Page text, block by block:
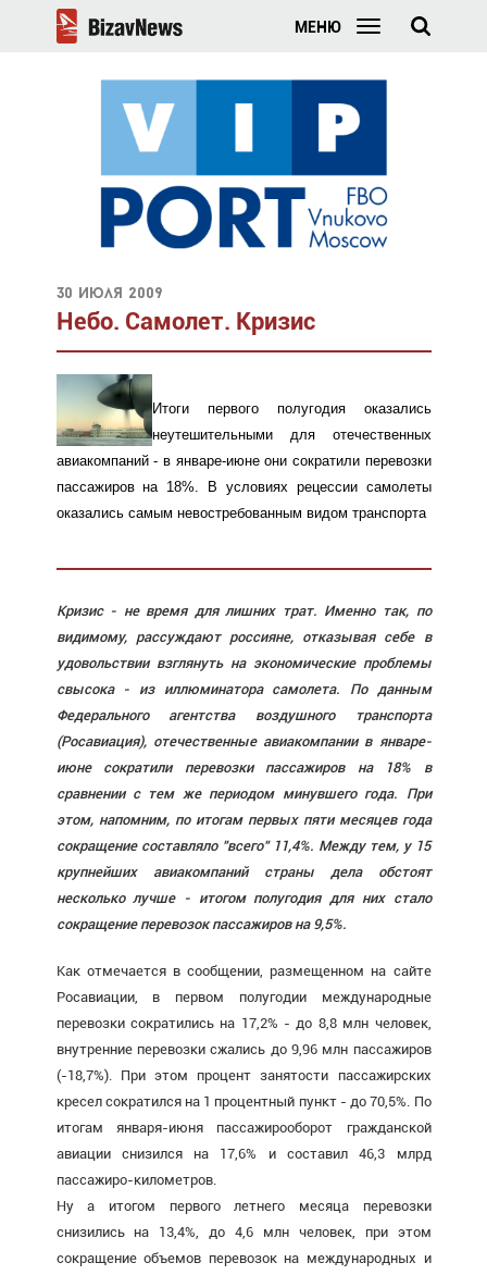
МЕНЮ
30 июля 2009
Небо. Самолет. Кризис
Итоги первого полугодия оказались
неутешительными для отечественных
авиакомпаний - в январе-июне они сократили перевозки
пассажиров на 18%. В условиях рецессии самолеты
оказались самым невостребованным видом транспорта
Кризис - не время для лишних трат. Именно так, по
видимому, рассуждают россияне, отказывая себе в
удовольствии взглянуть на экономические проблемы
свысока - из иллюминатора самолета. По данным
Федерального агентства воздушного транспорта
(Росавиация), отечественные авиакомпании в январе-
июне сократили перевозки пассажиров на 18% в
сравнении с тем же периодом минувшего года. При
этом, напомним, по итогам первых пяти месяцев года
сокращение составляло "всего" 11,4%. Между тем, у 15
крупнейших авиакомпаний страны дела обстоят
несколько лучше - итогом полугодия для них стало
сокращение перевозок пассажиров на 9,5%.
Как отмечается в сообщении, размещенном на сайте
Росавиации, в первом полугодии международные
перевозки сократились на 17,2% - до 8,8 млн человек,
внутренние перевозки сжались до 9,96 млн пассажиров
(-18,7%). При этом процент занятости пассажирских
кресел сократился на 1 процентный пункт - до 70,5%. По
итогам января-июня пассажирооборот гражданской
авиации снизился на 17,6% и составил 46,3 млрд
пассажиро-километров.
Ну а итогом первого летнего месяца перевозки
снизились на 13,4%, до 4,6 млн человек, при этом
сокращение объемов перевозок на международных и